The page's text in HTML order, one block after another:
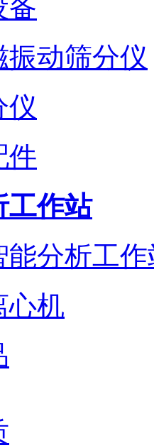
备
振动筛分仪
仪
件
工作站
能分析工作
心机